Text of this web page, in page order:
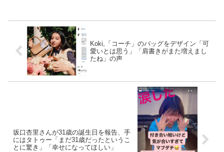
Koki,「コーチ」のバッグをデザイン「可
愛いとは思う」「肩書きがまた増えまし
たね」の声
坂口杏里さんが31歳の誕生日を報告、手
にはタトゥー「まだ31歳だったというこ
とに驚き」「幸せになってほしい」